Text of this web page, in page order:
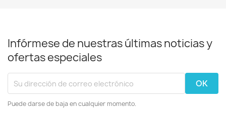
Infórmese de nuestras últimas noticias y
ofertas especiales
Puede darse de baja en cualquier momento.